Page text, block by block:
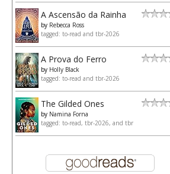
A Ascensão da Rainha
by Rebecca Ross
tagged: to-read and tbr-2026
A Prova do Ferro
by Holly Black
tagged: to-read and tbr-2026
The Gilded Ones
by Namina Forna
tagged: to-read, tbr-2026, and tbr